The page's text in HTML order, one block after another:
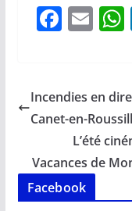
F
b
o
o
k
E
l
Incendies en
Canet-en-
L’été
Vacances de
Facebook